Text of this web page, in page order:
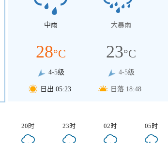
中雨
28°C
4-5级
日出 05:23
大暴雨
23°C
4-5级
日落 18:48
20时 23时 02时 05时